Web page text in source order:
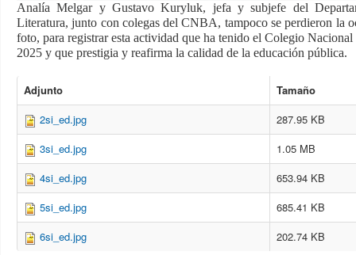
Analía Melgar y Gustavo Kuryluk, jefa y subjefe del
Literatura, junto con colegas del CNBA, tampoco se perdieron la
foto, para registrar esta actividad que ha tenido el Colegio Nacional
2025 y que prestigia y reafirma la calidad de la educación pública.
Adjunto
Tamaño
2si_ed.jpg
287.95 KB
3si_ed.jpg
1.05 MB
4si_ed.jpg
653.94 KB
5si_ed.jpg
685.41 KB
6si_ed.jpg
202.74 KB